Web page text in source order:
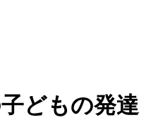
どもの発達